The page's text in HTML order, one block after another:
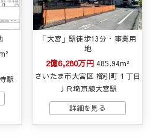
駅
「大宮」駅徒歩13分・事業用
地
2億6,280万円 485.94m²
さいたま市大宮区 櫛引町１丁目
ＪＲ埼京線大宮駅